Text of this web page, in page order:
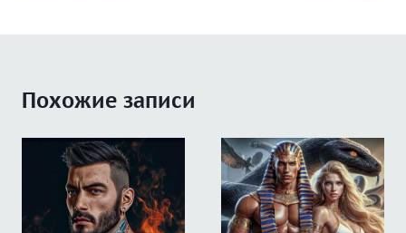
Похожие записи